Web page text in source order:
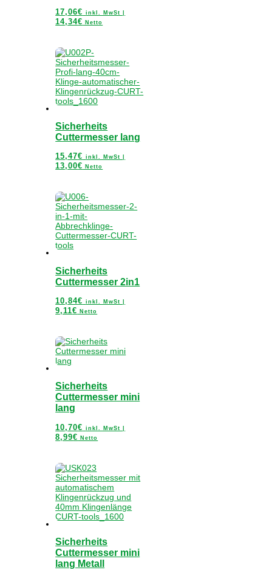
17,06€ inkl. MwSt |
14,34€ Netto
Sicherheits
Cuttermesser lang
15,47€ inkl. MwSt |
13,00€ Netto
Sicherheits
Cuttermesser 2in1
10,84€ inkl. MwSt |
9,11€ Netto
Sicherheits
Cuttermesser mini
lang
10,70€ inkl. MwSt |
8,99€ Netto
Sicherheits
Cuttermesser mini
lang Metall